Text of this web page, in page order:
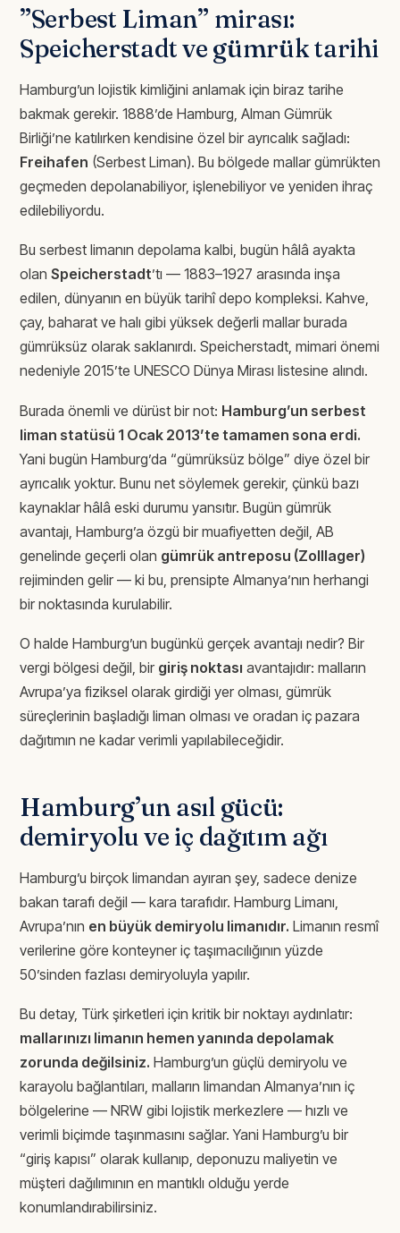
”Serbest Liman” mirası:
Speicherstadt ve gümrük tarihi
Hamburg’un lojistik kimliğini anlamak için biraz tarihe
bakmak gerekir. 1888’de Hamburg, Alman Gümrük
Birliği’ne katılırken kendisine özel bir ayrıcalık sağladı:
Freihafen (Serbest Liman). Bu bölgede mallar gümrükten
geçmeden depolanabiliyor, işlenebiliyor ve yeniden ihraç
edilebiliyordu.
Bu serbest limanın depolama kalbi, bugün hâlâ ayakta
olan Speicherstadt’tı — 1883–1927 arasında inşa
edilen, dünyanın en büyük tarihî depo kompleksi. Kahve,
çay, baharat ve halı gibi yüksek değerli mallar burada
gümrüksüz olarak saklanırdı. Speicherstadt, mimari önemi
nedeniyle 2015’te UNESCO Dünya Mirası listesine alındı.
Burada önemli ve dürüst bir not: Hamburg’un serbest
liman statüsü 1 Ocak 2013’te tamamen sona erdi.
Yani bugün Hamburg’da “gümrüksüz bölge” diye özel bir
ayrıcalık yoktur. Bunu net söylemek gerekir, çünkü bazı
kaynaklar hâlâ eski durumu yansıtır. Bugün gümrük
avantajı, Hamburg’a özgü bir muafiyetten değil, AB
genelinde geçerli olan gümrük antreposu (Zolllager)
rejiminden gelir — ki bu, prensipte Almanya’nın herhangi
bir noktasında kurulabilir.
O halde Hamburg’un bugünkü gerçek avantajı nedir? Bir
vergi bölgesi değil, bir giriş noktası avantajıdır: malların
Avrupa’ya fiziksel olarak girdiği yer olması, gümrük
süreçlerinin başladığı liman olması ve oradan iç pazara
dağıtımın ne kadar verimli yapılabileceğidir.
Hamburg’un asıl gücü:
demiryolu ve iç dağıtım ağı
Hamburg’u birçok limandan ayıran şey, sadece denize
bakan tarafı değil — kara tarafıdır. Hamburg Limanı,
Avrupa’nın en büyük demiryolu limanıdır. Limanın resmî
verilerine göre konteyner iç taşımacılığının yüzde
50’sinden fazlası demiryoluyla yapılır.
Bu detay, Türk şirketleri için kritik bir noktayı aydınlatır:
mallarınızı limanın hemen yanında depolamak
zorunda değilsiniz. Hamburg’un güçlü demiryolu ve
karayolu bağlantıları, malların limandan Almanya’nın iç
bölgelerine — NRW gibi lojistik merkezlere — hızlı ve
verimli biçimde taşınmasını sağlar. Yani Hamburg’u bir
“giriş kapısı” olarak kullanıp, deponuzu maliyetin ve
müşteri dağılımının en mantıklı olduğu yerde
konumlandırabilirsiniz.